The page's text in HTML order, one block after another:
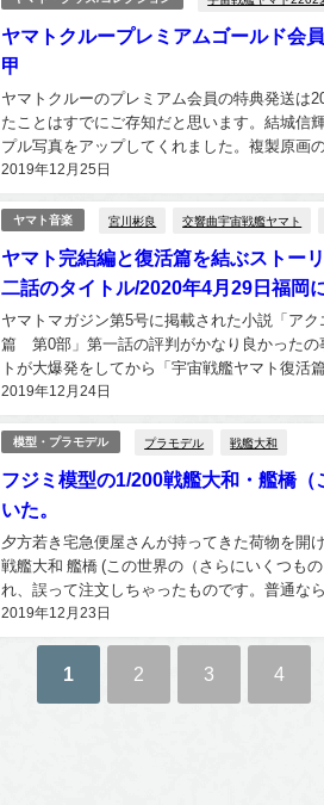
ヤマトクループレミアムゴールド会
甲
2019年12月25日
ヤマトクルーのプレミアム会員の特典発送は
たことはすでにご存知だと思います。結城信
プル写真をアップしてくれました。複製原画
メージ画としてアップされたものとは違うも
ヤマト音楽 宮川彬良 交響曲宇宙戦艦ヤマト
ヤマト完結編と復活篇を結ぶストー
二話のタイトル/2020年4月29日福岡
2019年12月24日
ヤマトマガジン第5号に掲載された小説「ア
篇 第0部」第一話の評判がかなり良かったの
トが大爆発をしてから「宇宙戦艦ヤマト復活
して描かれており、早くから折原真帆さんが
模型・プラモデル プラモデル 戦艦大和
フジミ模型の1/200戦艦大和・艦橋
いた。
2019年12月23日
夕方若き宅急便屋さんが持ってきた荷物を開
戦艦大和 艦橋 (この世界の（さらにいくつも
れ、誤って注文しちゃったものです。普通な
いたとき、あれあれなんでこれを注文したんだ
1 2 3 4